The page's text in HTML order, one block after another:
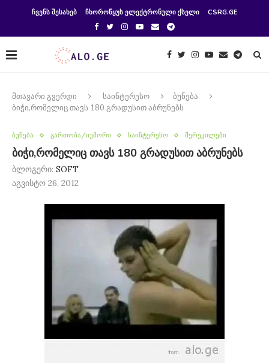
ᲩᲕᲔᲜᲡ ᲨᲔᲡᲐᲮᲔᲑ ᲩᲮᲝᲠᲝᲬᲧᲣᲡ ᲔᲚᲔᲥᲢᲠᲝᲜᲣᲚᲘ ᲥᲡᲔᲚᲘ CSRG.GE
მთავარი გვერდი საინტერესო
ბუნება
ბიჭი,რომელიც თავს 180 გრადუსით აბრუნებს
ბუნება გართობა/იუმორი საინტერესო შერეკილები
ბიჭი,რომელიც თავს 180 გრადუსით აბრუნებს
ბლოგერი: SOFT
აგვისტო 26, 2012